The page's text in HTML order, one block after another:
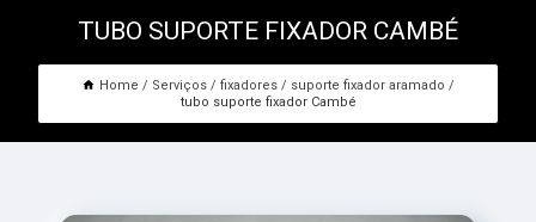
TUBO SUPORTE FIXADOR CAMBÉ
Home Serviços fixadores
suporte fixador aramado
tubo suporte fixador Cambé